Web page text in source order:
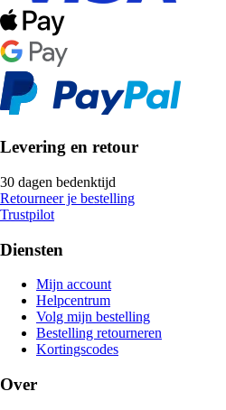
Levering en retour
30 dagen bedenktijd
Retourneer je bestelling
Trustpilot
Diensten
Mijn account
Helpcentrum
Volg mijn bestelling
Bestelling retourneren
Kortingscodes
Over